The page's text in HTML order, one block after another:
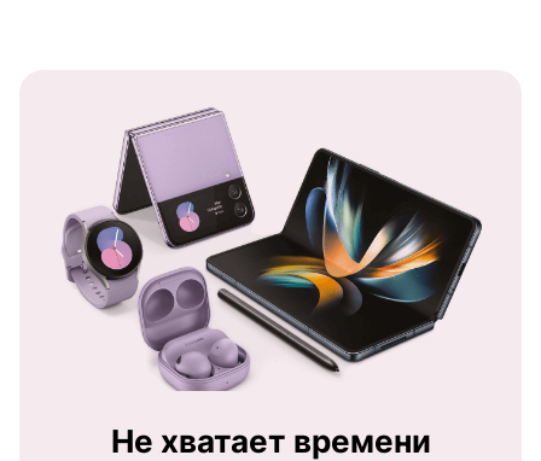
Не хватает времени